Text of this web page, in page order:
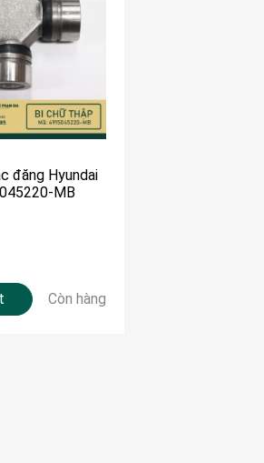
đăng Hyundai
MB
Còn hàng